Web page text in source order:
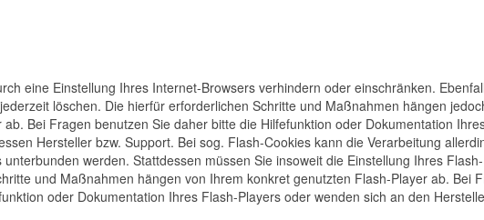
eine Einstellung Ihres Internet-Browsers verhindern oder einschränken.
löschen. Die hierfür erforderlichen Schritte und Maßnahmen hängen
Bei Fragen benutzen Sie daher bitte die Hilfefunktion oder Dokumentation
Hersteller bzw. Support. Bei sog. Flash-Cookies kann die Verarbeitung
werden. Stattdessen müssen Sie insoweit die Einstellung Ihres
und Maßnahmen hängen von Ihrem konkret genutzten Flash-Player ab. Bei
oder Dokumentation Ihres Flash-Players oder wenden sich an den